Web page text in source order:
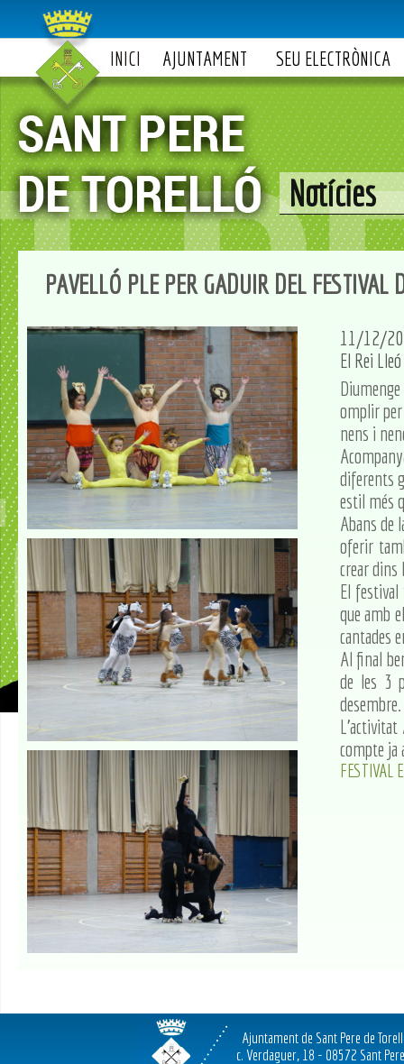
INICI AJUNTAMENT SEU ELECTRÒNICA
Notícies
PAVELLÓ PLE PER GADUIR DEL FESTIVAL
11/12/
El Rei
omplir per
nens i
diferents
estil més
Abans de
oferir
crear
El festival
que amb
cantades
Al final
de les 3
desembre.
L'activitat
compte ja
FESTIVAL
Ajuntament de Sant Pere de
c. Verdaguer, 18 - 08572 Sant